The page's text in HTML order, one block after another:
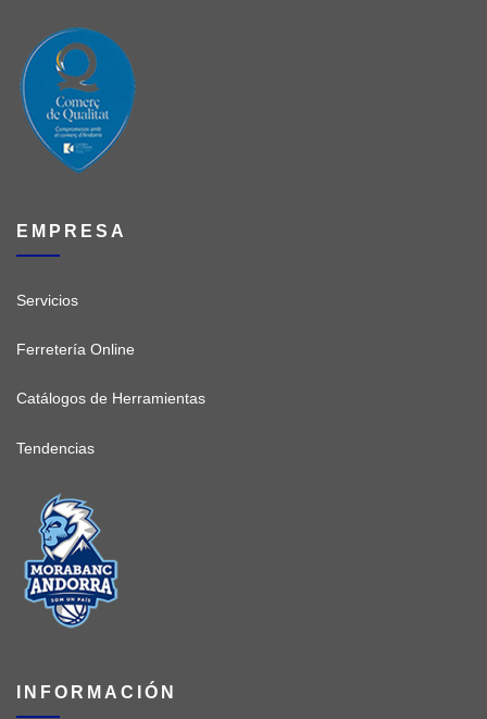
EMPRESA
Servicios
Ferretería Online
Catálogos de Herramientas
Tendencias
INFORMACIÓN